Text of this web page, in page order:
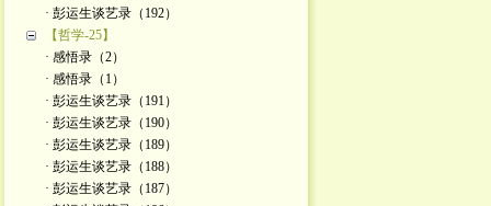
· 彭运生谈艺录（192）
【哲学-25】
· 感悟录（2）
· 感悟录（1）
· 彭运生谈艺录（191）
· 彭运生谈艺录（190）
· 彭运生谈艺录（189）
· 彭运生谈艺录（188）
· 彭运生谈艺录（187）